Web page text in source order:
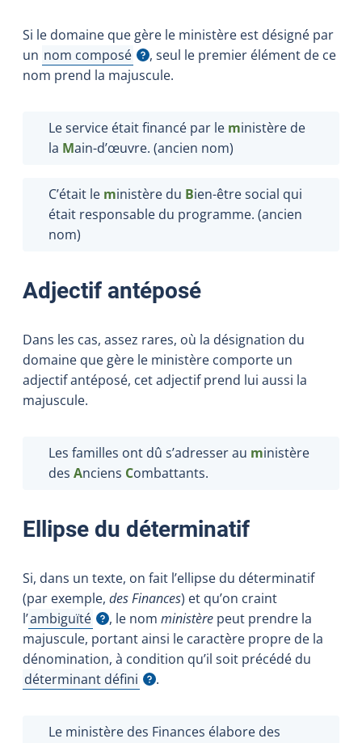
Si le domaine que gère le ministère est désigné par
un nom composé
Afficher l'infobulle, seul le premier élément de ce
nom prend la majuscule.
Le service était financé par le ministère de
la Main-d’œuvre. (ancien nom)
C’était le ministère du Bien-être social qui
était responsable du programme. (ancien
nom)
Adjectif antéposé
Dans les cas, assez rares, où la désignation du
domaine que gère le ministère comporte un
adjectif antéposé, cet adjectif prend lui aussi la
majuscule.
Les familles ont dû s’adresser au ministère
des Anciens Combattants.
Ellipse du déterminatif
Si, dans un texte, on fait l’ellipse du déterminatif
(par exemple, des Finances) et qu’on craint
l’ambiguïté
Afficher l'infobulle
, le nom ministère peut prendre la
majuscule, portant ainsi le caractère propre de la
dénomination, à condition qu’il soit précédé du
déterminant défini
Afficher l'infobulle .
Le ministère des Finances élabore des